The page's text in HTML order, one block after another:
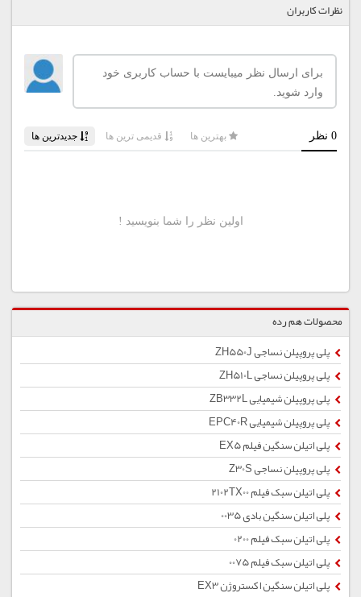
نظرات کاربران
محصولات هم رده
پلی پروپیلن نساجی ZH550J
پلی پروپیلن نساجی ZH510L
پلی پروپیلن شیمیایی ZB332L
پلی پروپیلن شیمیایی EPC40R
پلی اتیلن سنگین فیلم EX5
پلی پروپیلن نساجی Z30S
پلی اتیلن سبک فیلم 2102TX00
پلی اتیلن سنگین بادی 0035
پلی اتیلن سبک فیلم 0200
پلی اتیلن سبک فیلم 0075
پلی اتیلن سنگین اکستروژن EX3